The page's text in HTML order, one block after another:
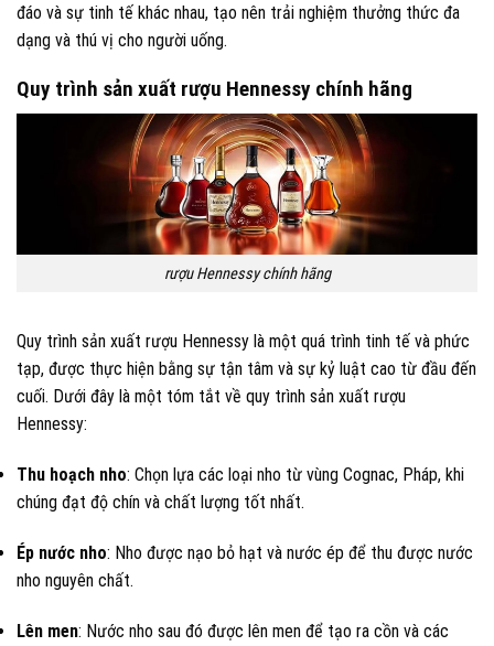
đáo và sự tinh tế khác nhau, tạo nên trải nghiệm thưởng thức đa
dạng và thú vị cho người uống.
Quy trình sản xuất rượu Hennessy chính hãng
rượu Hennessy chính hãng
Quy trình sản xuất rượu Hennessy là một quá trình tinh tế và phức
tạp, được thực hiện bằng sự tận tâm và sự kỷ luật cao từ đầu đến
cuối. Dưới đây là một tóm tắt về quy trình sản xuất rượu
Hennessy:
Thu hoạch nho: Chọn lựa các loại nho từ vùng Cognac, Pháp, khi
chúng đạt độ chín và chất lượng tốt nhất.
Ép nước nho: Nho được nạo bỏ hạt và nước ép để thu được nước
nho nguyên chất.
Lên men: Nước nho sau đó được lên men để tạo ra cồn và các